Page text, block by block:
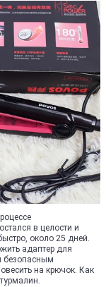
в целости и
около 25 дней.
адаптер для
безопасным
на крючок. Как